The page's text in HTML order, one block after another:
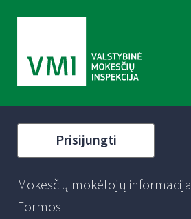
Prisijungti
Mokesčių mokėtojų informacija
Formos